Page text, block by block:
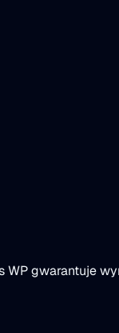
gwarantuje